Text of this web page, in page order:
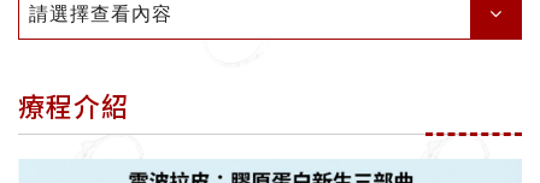
請選擇查看內容
療程介紹